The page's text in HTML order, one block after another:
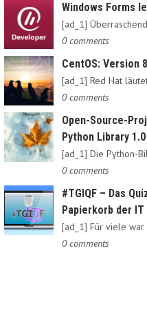
Windows Forms
0 comments
CentOS: Version
0 comments
Open-Source-
Python Library
0 comments
#TGIQF – Das
Papierkorb der IT
0 comments